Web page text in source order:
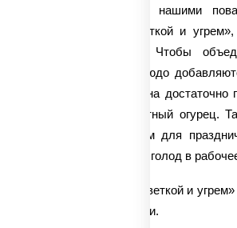
разнообразного вкуса, нашими
создан ролл «С креветкой и
можно круглосуточно. Чтобы
непохожих вкуса, в блюдо
для которой свойственна достаточно
а также свежий ароматный огурец.
идеальным украшением для
или же помогут утолить голод в
Доставка ролла «С креветкой и
самые кратчайшие сроки.